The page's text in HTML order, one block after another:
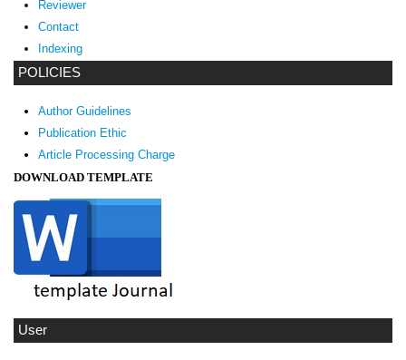
Reviewer
Contact
Indexing
POLICIES
Author Guidelines
Publication Ethic
Article Processing Charge
DOWNLOAD TEMPLATE
User